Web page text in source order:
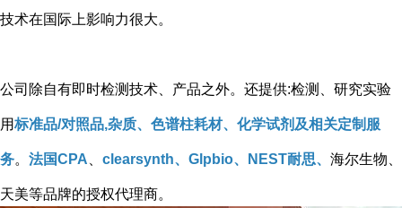
技术在国际上影响力很大。
公司除自有即时检测技术、产品之外。还提供:检测、研究实验
用标准品/对照品,杂质、色谱柱耗材、化学试剂及相关定制服
务。 法国CPA clearsynth、Glpbio、NEST耐思、 海尔生物、
天美等品牌的授权代理商。